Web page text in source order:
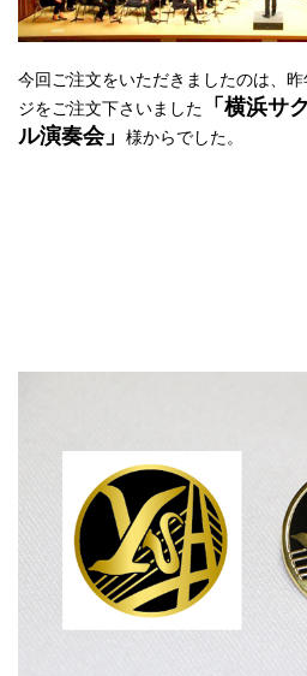
今回ご注文をいただきましたのは、
ジをご注文下さいました
「横浜サ
ル演奏会」
様からでした。